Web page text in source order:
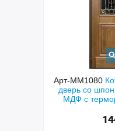
Арт-ММ578